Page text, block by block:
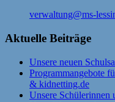
verwaltung@ms-
Aktuelle Beiträge
Unsere neuen
Programmangebote
& kidnetting.de
Unsere Schülerinnen